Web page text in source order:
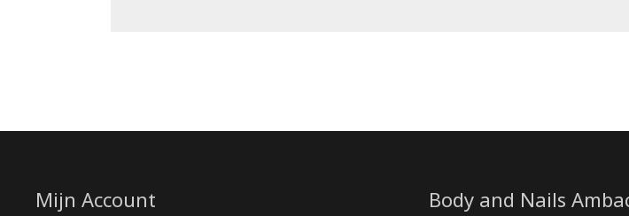
Mijn Account Body and Nails